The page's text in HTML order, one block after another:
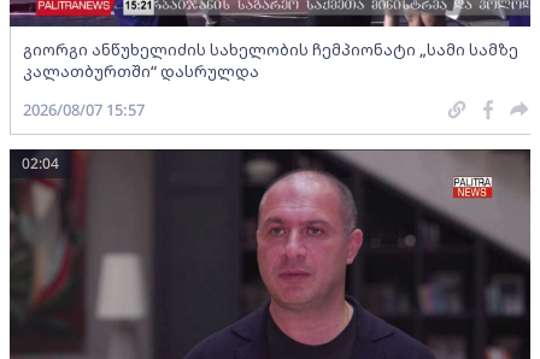
გიორგი ანწუხელიძის სახელობის ჩემპიონატი „სამი სამზე
კალათბურთში“ დასრულდა
2026/08/07 15:57
02:04